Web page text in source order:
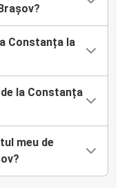
Constanța la
la Constanța
meu de